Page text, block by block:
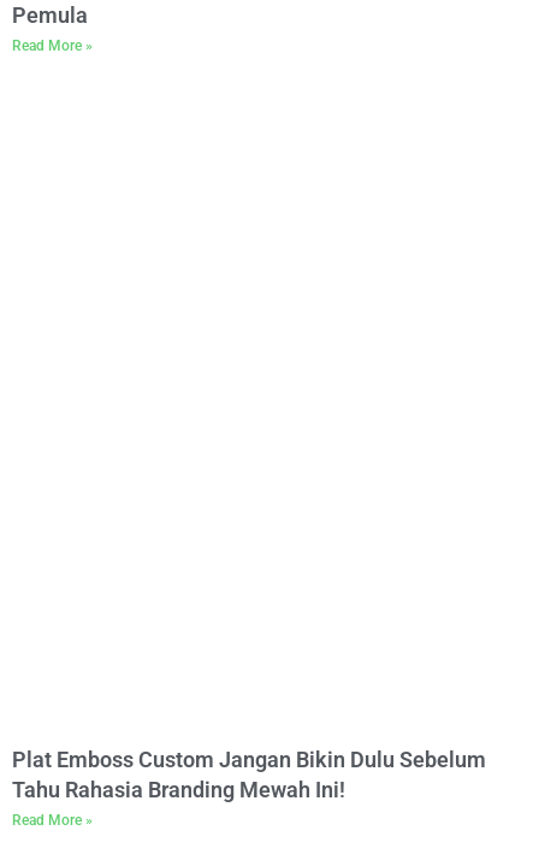
Pemula
Read More »
Plat Emboss Custom Jangan Bikin Dulu Sebelum
Tahu Rahasia Branding Mewah Ini!
Read More »